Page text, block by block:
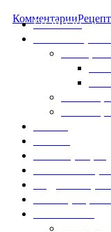
Главная
Специи
Блюда
Комментарии